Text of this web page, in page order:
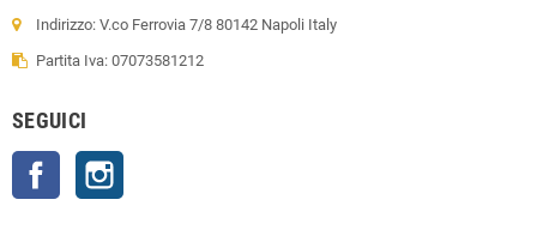
Indirizzo: V.co Ferrovia 7/8 80142 Napoli Italy
Partita Iva: 07073581212
SEGUICI
Facebook